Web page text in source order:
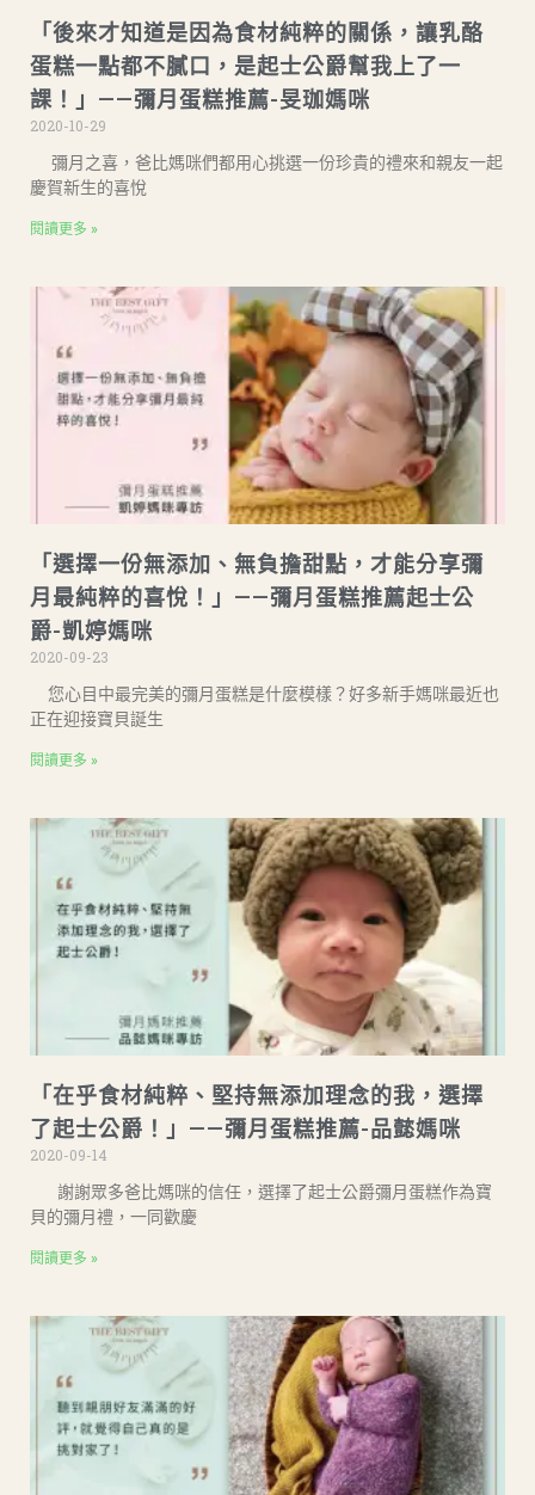
「後來才知道是因為食材純粹的關係，讓乳酪
蛋糕一點都不膩口，是起士公爵幫我上了一
課！」——彌月蛋糕推薦-旻珈媽咪
2020-10-29
彌月之喜，爸比媽咪們都用心挑選一份珍貴的禮來和親友一起
慶賀新生的喜悅
閱讀更多 »
「選擇一份無添加、無負擔甜點，才能分享彌
月最純粹的喜悅！」——彌月蛋糕推薦起士公
爵-凱婷媽咪
2020-09-23
您心目中最完美的彌月蛋糕是什麼模樣？好多新手媽咪最近也
正在迎接寶貝誕生
閱讀更多 »
「在乎食材純粹、堅持無添加理念的我，選擇
了起士公爵！」——彌月蛋糕推薦-品懿媽咪
2020-09-14
謝謝眾多爸比媽咪的信任，選擇了起士公爵彌月蛋糕作為寶
貝的彌月禮，一同歡慶
閱讀更多 »